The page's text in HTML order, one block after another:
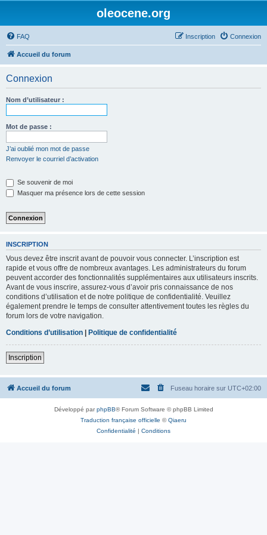
oleocene.org
FAQ Connexion
Inscription
Accueil du forum
Connexion
Nom d’utilisateur :
Mot de passe :
J’ai oublié mon mot de passe
Renvoyer le courriel d’activation
Se souvenir de moi
Masquer ma présence lors de cette session
INSCRIPTION
Vous devez être inscrit avant de pouvoir vous connecter. L’inscription est
rapide et vous offre de nombreux avantages. Les administrateurs du forum
peuvent accorder des fonctionnalités supplémentaires aux utilisateurs inscrits.
Avant de vous inscrire, assurez-vous d’avoir pris connaissance de nos
conditions d’utilisation et de notre politique de confidentialité. Veuillez
également prendre le temps de consulter attentivement toutes les règles du
forum lors de votre navigation.
Conditions d’utilisation | Politique de confidentialité
Inscription
Accueil du forum Fuseau horaire sur UTC+02:00
Développé parphpBB® Forum Software © phpBB Limited
Traduction française officielle ©Qiaeru
Confidentialité | Conditions